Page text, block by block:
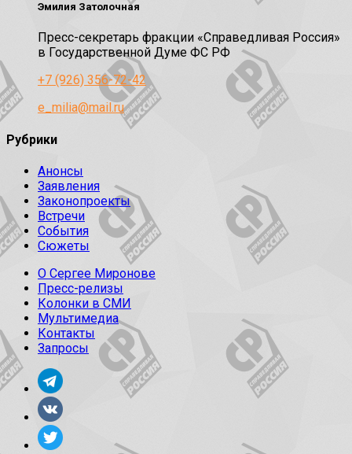
Эмилия Затолочная
Пресс-секретарь фракции «Справедливая Россия»
в Государственной Думе ФС РФ
+7 (926) 356-72-42
e_milia@mail.ru
Рубрики
Анонсы
Заявления
Законопроекты
Встречи
События
Сюжеты
О Сергее Миронове
Пресс-релизы
Колонки в СМИ
Мультимедиа
Контакты
Запросы